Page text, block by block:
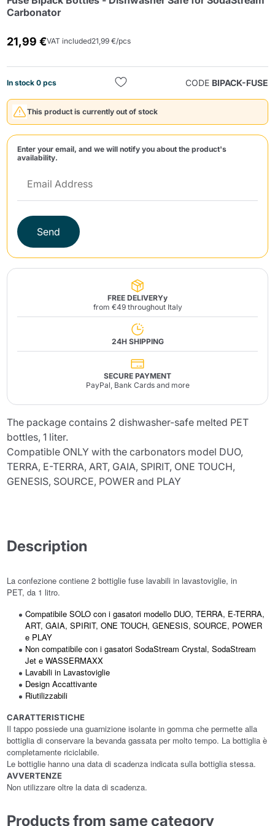
Carbonator
21,99 €VAT included21,99 €/pcs
In stock 0 pcs CODE BIPACK-FUSE
This product is currently out of stock
Enter your email, and we will notify you about the product's
availability.
Send
FREE DELIVERYy
from €49 throughout Italy
24H SHIPPING
SECURE PAYMENT
PayPal, Bank Cards and more
The package contains 2 dishwasher-safe melted PET
bottles, 1 liter.
Compatible ONLY with the carbonators model DUO,
TERRA, E-TERRA, ART, GAIA, SPIRIT, ONE TOUCH,
GENESIS, SOURCE, POWER and PLAY
Description
La confezione contiene 2 bottiglie fuse lavabili in lavastoviglie, in
PET, da 1 litro.
Compatibile SOLO con i gasatori modello DUO, TERRA, E-TERRA,
ART, GAIA, SPIRIT, ONE TOUCH, GENESIS, SOURCE, POWER
e PLAY
Non compatibile con i gasatori SodaStream Crystal, SodaStream
Jet e WASSERMAXX
Lavabili in Lavastoviglie
Design Accattivante
Riutilizzabili
CARATTERISTICHE
Il tappo possiede una guarnizione isolante in gomma che permette alla
bottiglia di conservare la bevanda gassata per molto tempo. La bottiglia è
completamente riciclabile.
Le bottiglie hanno una data di scadenza indicata sulla bottiglia stessa.
AVVERTENZE
Non utilizzare oltre la data di scadenza.
Products from same category
Send